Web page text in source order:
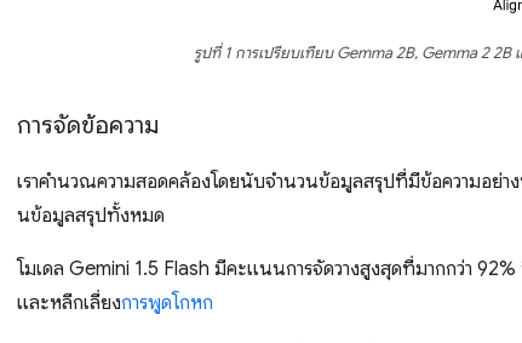
รูปที่ 1 การเปรียบเทียบ Gemma 2B, Gemma 2
การจัดข้อความ
เราคำนวณความสอดคล้องโดยนับจำนวนข้อมูลสรุปที่มีข้อความอย่า
นข้อมูลสรุปทั้งหมด
โมเดล Gemini 1.5 Flash มีคะแนนการจัดวางสูงสุดที่มากกว่า
และหลีกเลี่ยงการพูดโกหก